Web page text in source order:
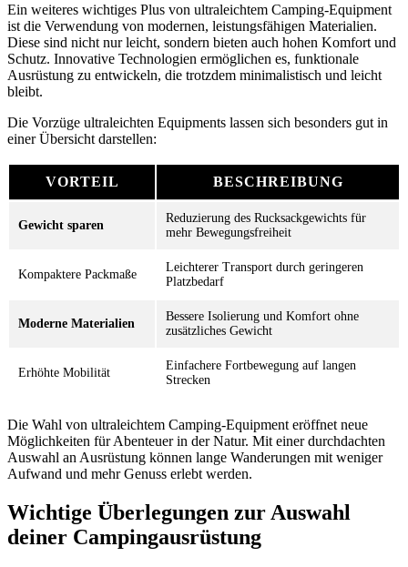
Ein weiteres wichtiges Plus von ultraleichtem Camping-Equipment
ist die Verwendung von modernen, leistungsfähigen Materialien.
Diese sind nicht nur leicht, sondern bieten auch hohen Komfort und
Schutz. Innovative Technologien ermöglichen es, funktionale
Ausrüstung zu entwickeln, die trotzdem minimalistisch und leicht
bleibt.
Die Vorzüge ultraleichten Equipments lassen sich besonders gut in
einer Übersicht darstellen:
VORTEIL BESCHREIBUNG
Gewicht sparen
Reduzierung des Rucksackgewichts für
mehr Bewegungsfreiheit
Kompaktere Packmaße
Leichterer Transport durch geringeren
Platzbedarf
Moderne Materialien
Bessere Isolierung und Komfort ohne
zusätzliches Gewicht
Erhöhte Mobilität
Einfachere Fortbewegung auf langen
Strecken
Die Wahl von ultraleichtem Camping-Equipment eröffnet neue
Möglichkeiten für Abenteuer in der Natur. Mit einer durchdachten
Auswahl an Ausrüstung können lange Wanderungen mit weniger
Aufwand und mehr Genuss erlebt werden.
Wichtige Überlegungen zur Auswahl
deiner Campingausrüstung